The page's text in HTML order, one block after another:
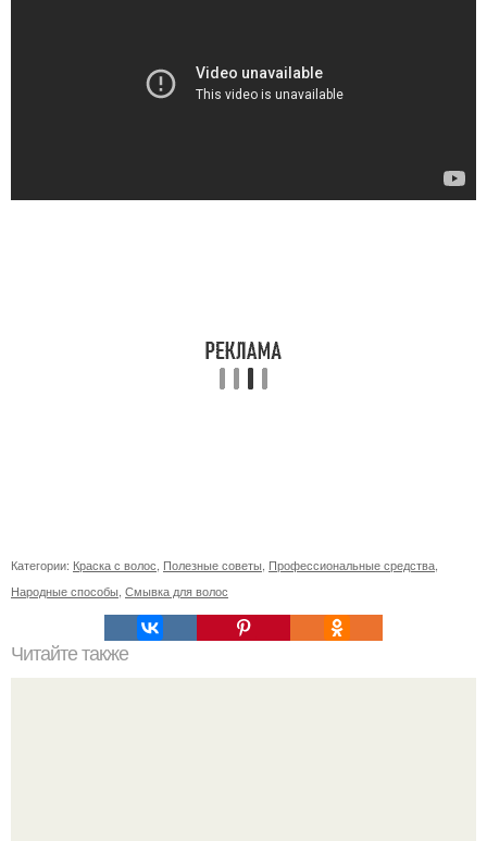
Категории: Краска с волос Полезные советы Профессиональные средства
Народные способы Смывка для волос
Читайте также